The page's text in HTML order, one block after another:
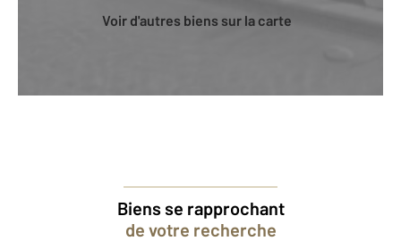
Voir d'autres biens sur la carte
Biens se rapprochant
de votre recherche